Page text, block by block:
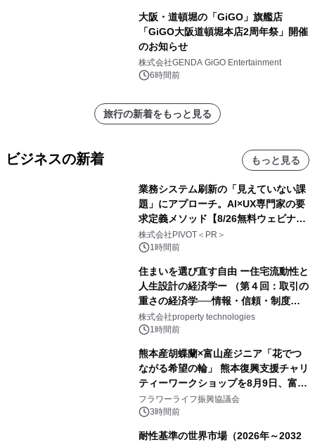
大阪・道頓堀の「GiGO」旗艦店
「GiGO大阪道頓堀本店2周年祭」開催
のお知らせ
株式会社GENDA GiGO Entertainment
6時間前
旅行の新着をもっと見る
ビジネスの新着 もっと見る
業務システム刷新の「見えていない課
題」にアプローチ。AI×UX専門家の要
求定義メソッド【8/26無料ウェビナ
ー】株式会社PIVOT
株式会社PIVOT＜PR＞
1時間前
住まいを選び直す自由 ー住宅流動性と
人生設計の経済学ー （第４回：取引の
重さの経済学──情報・信頼・制度を
PropTechはどう組み替えるか）｜
PropTech-Lab
株式会社property technologies
1時間前
熊本産胡蝶蘭×富山産ジニア「花でつ
ながる希望の輪」 熊本復興支援チャリ
ティーワークショップを8月9日、富
山・射水で開催
フラワーライフ振興協議会
3時間前
耐性基準の世界市場（2026年～2032